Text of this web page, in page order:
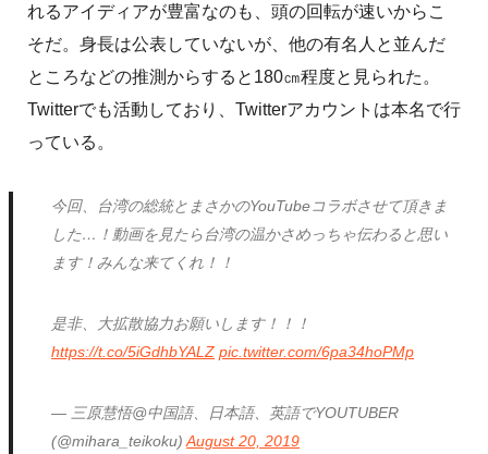
れるアイディアが豊富なのも、頭の回転が速いからこ
そだ。身長は公表していないが、他の有名人と並んだ
ところなどの推測からすると180㎝程度と見られた。
Twitterでも活動しており、Twitterアカウントは本名で行
っている。
今回、台湾の総統とまさかのYouTubeコラボさせて頂きま
した…！動画を見たら台湾の温かさめっちゃ伝わると思い
ます！みんな来てくれ！！
是非、大拡散協力お願いします！！！
https://t.co/5iGdhbYALZ pic.twitter.com/6pa34hoPMp
— 三原慧悟@中国語、日本語、英語でYOUTUBER
(@mihara_teikoku)August 20, 2019